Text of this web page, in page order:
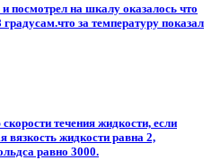
посмотрел на шкалу оказалось что
за температуру показал
течения жидкости, если
вязкость жидкости равна 2,
равно 3000.